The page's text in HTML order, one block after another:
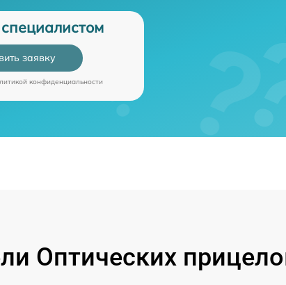
заявку
конфиденциальности
Оптических